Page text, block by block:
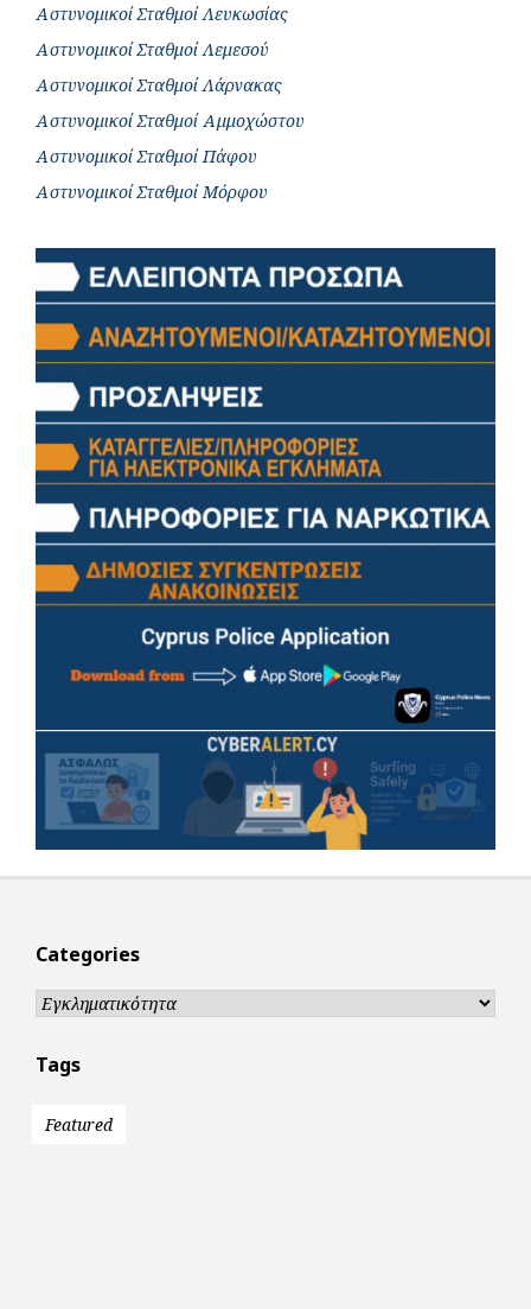
Αστυνομικοί Σταθμοί Λευκωσίας
Αστυνομικοί Σταθμοί Λεμεσού
Αστυνομικοί Σταθμοί Λάρνακας
Αστυνομικοί Σταθμοί Αμμοχώστου
Αστυνομικοί Σταθμοί Πάφου
Αστυνομικοί Σταθμοί Μόρφου
Categories
Categories
Tags
Featured